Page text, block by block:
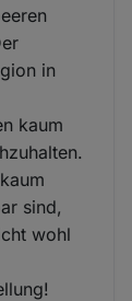
in
kaum
sind,
wohl